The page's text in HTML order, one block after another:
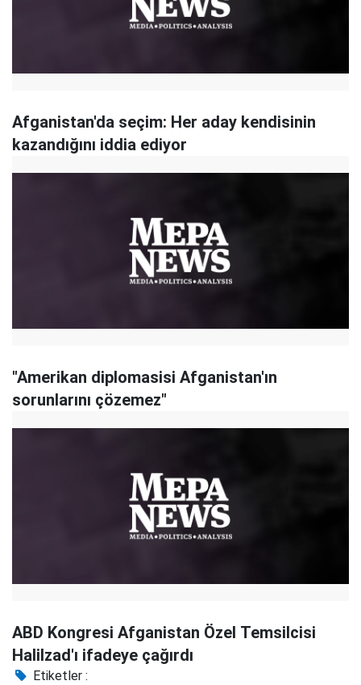
Afganistan'da seçim: Her aday kendisinin
kazandığını iddia ediyor
"Amerikan diplomasisi Afganistan'ın
sorunlarını çözemez"
ABD Kongresi Afganistan Özel Temsilcisi
Halilzad'ı ifadeye çağırdı
Etiketler :